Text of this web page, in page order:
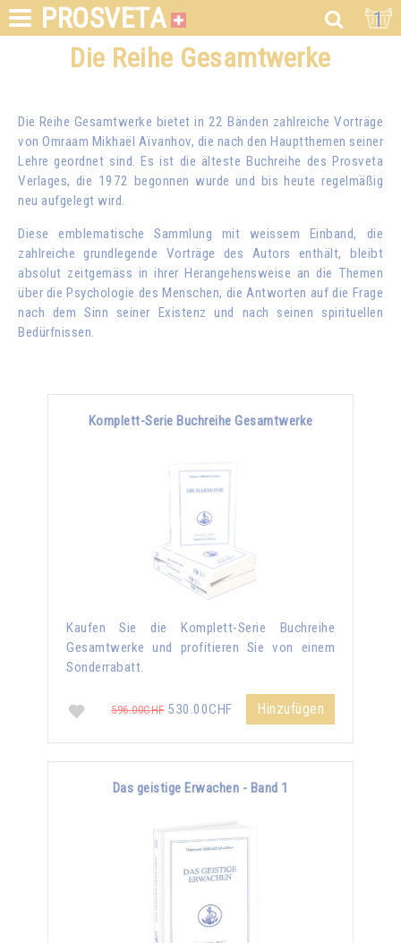
PROSVETA 1
Die Reihe Gesamtwerke
Die Reihe Gesamtwerke bietet in 22 Bänden zahlreiche Vorträge
von Omraam Mikhaël Aïvanhov, die nach den Hauptthemen seiner
Lehre geordnet sind. Es ist die älteste Buchreihe des Prosveta
Verlages, die 1972 begonnen wurde und bis heute regelmäßig
neu aufgelegt wird.
Diese emblematische Sammlung mit weissem Einband, die
zahlreiche grundlegende Vorträge des Autors enthält, bleibt
absolut zeitgemäss in ihrer Herangehensweise an die Themen
über die Psychologie des Menschen, die Antworten auf die Frage
nach dem Sinn seiner Existenz und nach seinen spirituellen
Bedürfnissen.
Komplett-Serie Buchreihe Gesamtwerke
Kaufen Sie die Komplett-Serie Buchreihe
Gesamtwerke und profitieren Sie von einem
Sonderrabatt.
596.00CHF530.00CHF Hinzufügen
Das geistige Erwachen - Band 1